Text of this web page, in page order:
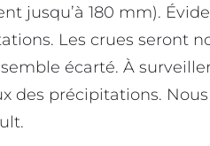
jusqu’à 180 mm).
Les crues seront
écarté. À
des précipitations.